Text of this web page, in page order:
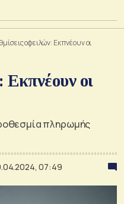
οφειλών: Εκπνέουν οι
Εκπνέουν οι
πληρωμής
07:49